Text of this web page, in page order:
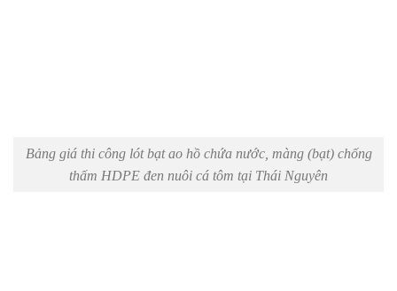
Bảng giá thi công lót bạt ao hồ chứa nước, màng (bạt) chống
thấm HDPE đen nuôi cá tôm tại Thái Nguyên